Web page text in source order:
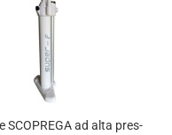
SCOP­RE­GA ad alta pres­